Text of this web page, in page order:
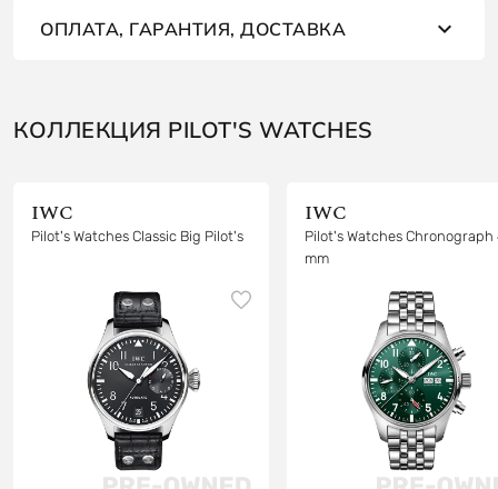
ОПЛАТА, ГАРАНТИЯ, ДОСТАВКА
КОЛЛЕКЦИЯ PILOT'S WATCHES
IWC
Pilot's Watches Classic Big Pilot's
IWC
Pilot's Watches Chronograph
mm